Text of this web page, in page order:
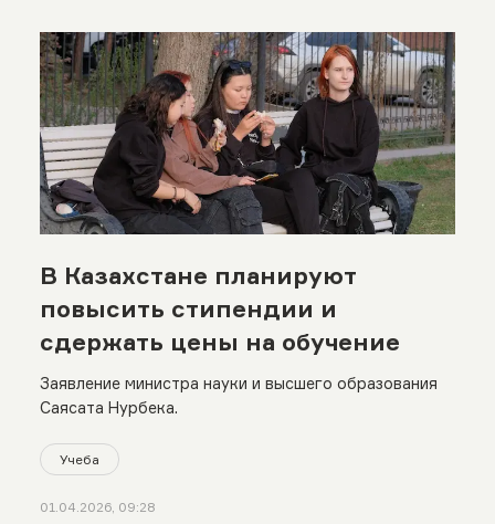
В Казахстане планируют
повысить стипендии и
сдержать цены на обучение
Заявление министра науки и высшего образования
Саясата Нурбека.
Учеба
01.04.2026, 09:28